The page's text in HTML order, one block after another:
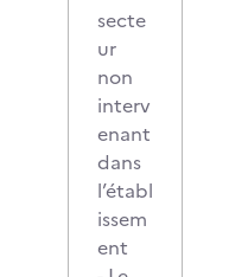
secte
ur
non
interv
enant
dans
l’établ
issem
ent